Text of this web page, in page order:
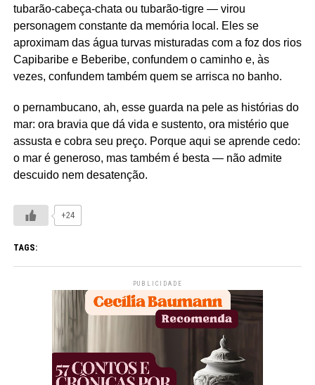
tubarão-cabeça-chata ou tubarão-tigre — virou
personagem constante da memória local. Eles se
aproximam das água turvas misturadas com a foz dos rios
Capibaribe e Beberibe, confundem o caminho e, às
vezes, confundem também quem se arrisca no banho.
o pernambucano, ah, esse guarda na pele as histórias do
mar: ora bravia que dá vida e sustento, ora mistério que
assusta e cobra seu preço. Porque aqui se aprende cedo:
o mar é generoso, mas também é besta — não admite
descuido nem desatenção.
+24
TAGS:
PUBLICIDADE